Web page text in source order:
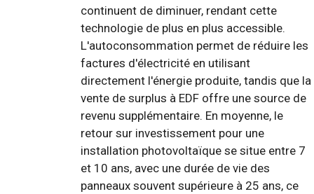
continuent de diminuer, rendant cette
technologie de plus en plus accessible.
L'autoconsommation permet de réduire les
factures d'électricité en utilisant
directement l'énergie produite, tandis que la
vente de surplus à EDF offre une source de
revenu supplémentaire. En moyenne, le
retour sur investissement pour une
installation photovoltaïque se situe entre 7
et 10 ans, avec une durée de vie des
panneaux souvent supérieure à 25 ans, ce